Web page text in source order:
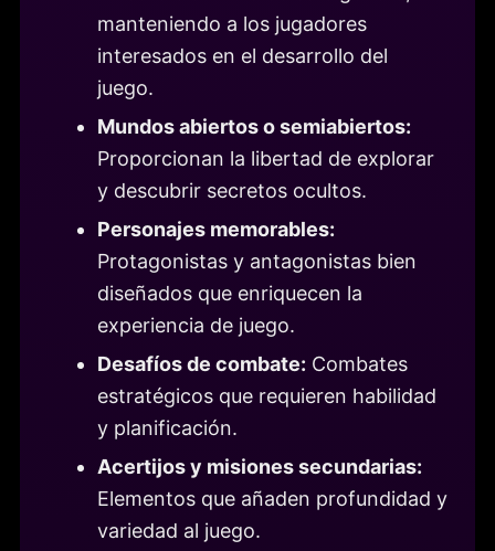
manteniendo a los jugadores
interesados en el desarrollo del
juego.
Mundos abiertos o semiabiertos:
Proporcionan la libertad de explorar
y descubrir secretos ocultos.
Personajes memorables:
Protagonistas y antagonistas bien
diseñados que enriquecen la
experiencia de juego.
Desafíos de combate: Combates
estratégicos que requieren habilidad
y planificación.
Acertijos y misiones secundarias:
Elementos que añaden profundidad y
variedad al juego.